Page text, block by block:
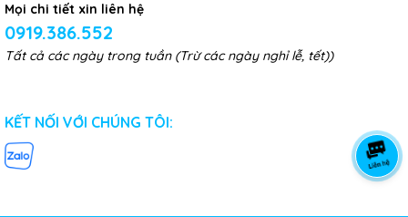
Mọi chi tiết xin liên hệ
0919.386.552
Tất cả các ngày trong tuần (Trừ các ngày nghỉ lễ, tết))
KẾT NỐI VỚI CHÚNG TÔI: